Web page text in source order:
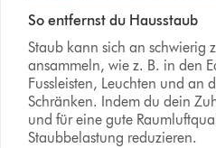
So entfernst du Hausstaub
Staub kann sich an schwierig
ansammeln, wie z. B. in den
Fussleisten, Leuchten und an
Schränken. Indem du dein
und für eine gute
Staubbelastung reduzieren.